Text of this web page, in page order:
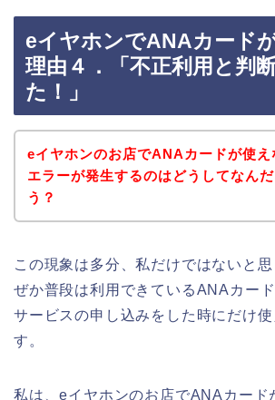
eイヤホンでANAカード
理由４．「不正利用と判
た！」
eイヤホンのお店でANAカードが使え
エラーが発生するのはどうしてなんだ
う？
この現象は多分、私だけではないと
ぜか普段は利用できているANAカー
サービスの申し込みをした時にだけ
す。
私は、eイヤホンのお店でANAカード